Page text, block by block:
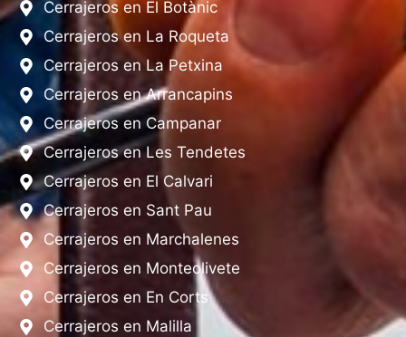
Cerrajeros en El Botànic
Cerrajeros en La Roqueta
Cerrajeros en La Petxina
Cerrajeros en Arrancapins
Cerrajeros en Campanar
Cerrajeros en Les Tendetes
Cerrajeros en El Calvari
Cerrajeros en Sant Pau
Cerrajeros en Marchalenes
Cerrajeros en Monteolivete
Cerrajeros en En Corts
Cerrajeros en Malilla